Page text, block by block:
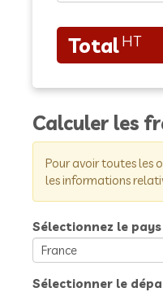
Calculer les
Pour avoir toutes les
les informations
Sélectionnez le pays
Sélectionner le